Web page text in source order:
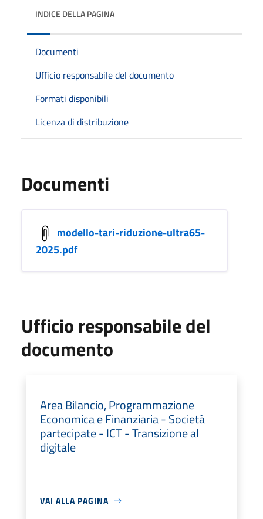
INDICE DELLA PAGINA
Documenti
Ufficio responsabile del documento
Formati disponibili
Licenza di distribuzione
Documenti
modello-tari-riduzione-ultra65-
2025.pdf
Ufficio responsabile del
documento
Area Bilancio, Programmazione
Economica e Finanziaria - Società
partecipate - ICT - Transizione al
digitale
VAI ALLA PAGINA